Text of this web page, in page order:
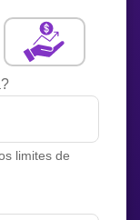
limites de